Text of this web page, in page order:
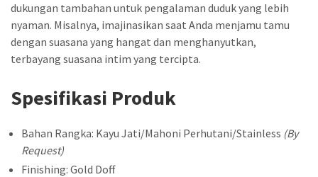
dukungan tambahan untuk pengalaman duduk yang lebih
nyaman. Misalnya, imajinasikan saat Anda menjamu tamu
dengan suasana yang hangat dan menghanyutkan,
terbayang suasana intim yang tercipta.
Spesifikasi Produk
Bahan Rangka: Kayu Jati/Mahoni Perhutani/Stainless (By
Request)
Finishing: Gold Doff